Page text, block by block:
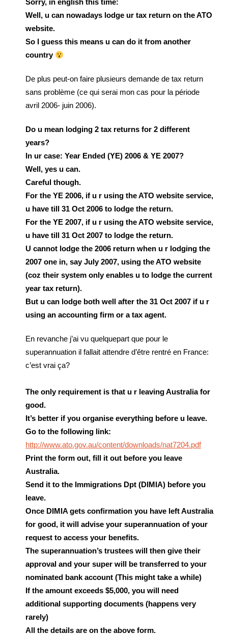
Sorry, in english this time:
Well, u can nowadays lodge ur tax return on the ATO
website.
So I guess this means u can do it from another
country
De plus peut-on faire plusieurs demande de tax return
sans problème (ce qui serai mon cas pour la période
avril 2006- juin 2006).
Do u mean lodging 2 tax returns for 2 different
years?
In ur case: Year Ended (YE) 2006 & YE 2007?
Well, yes u can.
Careful though.
For the YE 2006, if u r using the ATO website service,
u have till 31 Oct 2006 to lodge the return.
For the YE 2007, if u r using the ATO website service,
u have till 31 Oct 2007 to lodge the return.
U cannot lodge the 2006 return when u r lodging the
2007 one in, say July 2007, using the ATO website
(coz their system only enables u to lodge the current
year tax return).
But u can lodge both well after the 31 Oct 2007 if u r
using an accounting firm or a tax agent.
En revanche j’ai vu quelquepart que pour le
superannuation il fallait attendre d’être rentré en France:
c’est vrai ça?
The only requirement is that u r leaving Australia for
good.
It’s better if you organise everything before u leave.
Go to the following link:
http://www.ato.gov.au/content/downloads/nat7204.pdf
Print the form out, fill it out before you leave
Australia.
Send it to the Immigrations Dpt (DIMIA) before you
leave.
Once DIMIA gets confirmation you have left Australia
for good, it will advise your superannuation of your
request to access your benefits.
The superannuation’s trustees will then give their
approval and your super will be transferred to your
nominated bank account (This might take a while)
If the amount exceeds $5,000, you will need
additional supporting documents (happens very
rarely)
All the details are on the above form.